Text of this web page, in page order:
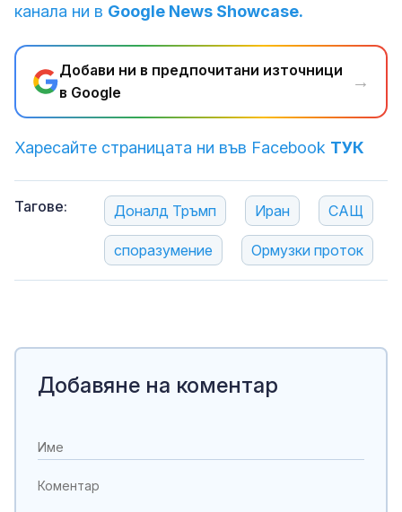
канала ни в Google News Showcase.
Добави ни в предпочитани източници
в Google
→
Харесайте страницата ни във Facebook ТУК
Тагове: Доналд Тръмп Иран САЩ
споразумение Ормузки проток
Добавяне на коментар